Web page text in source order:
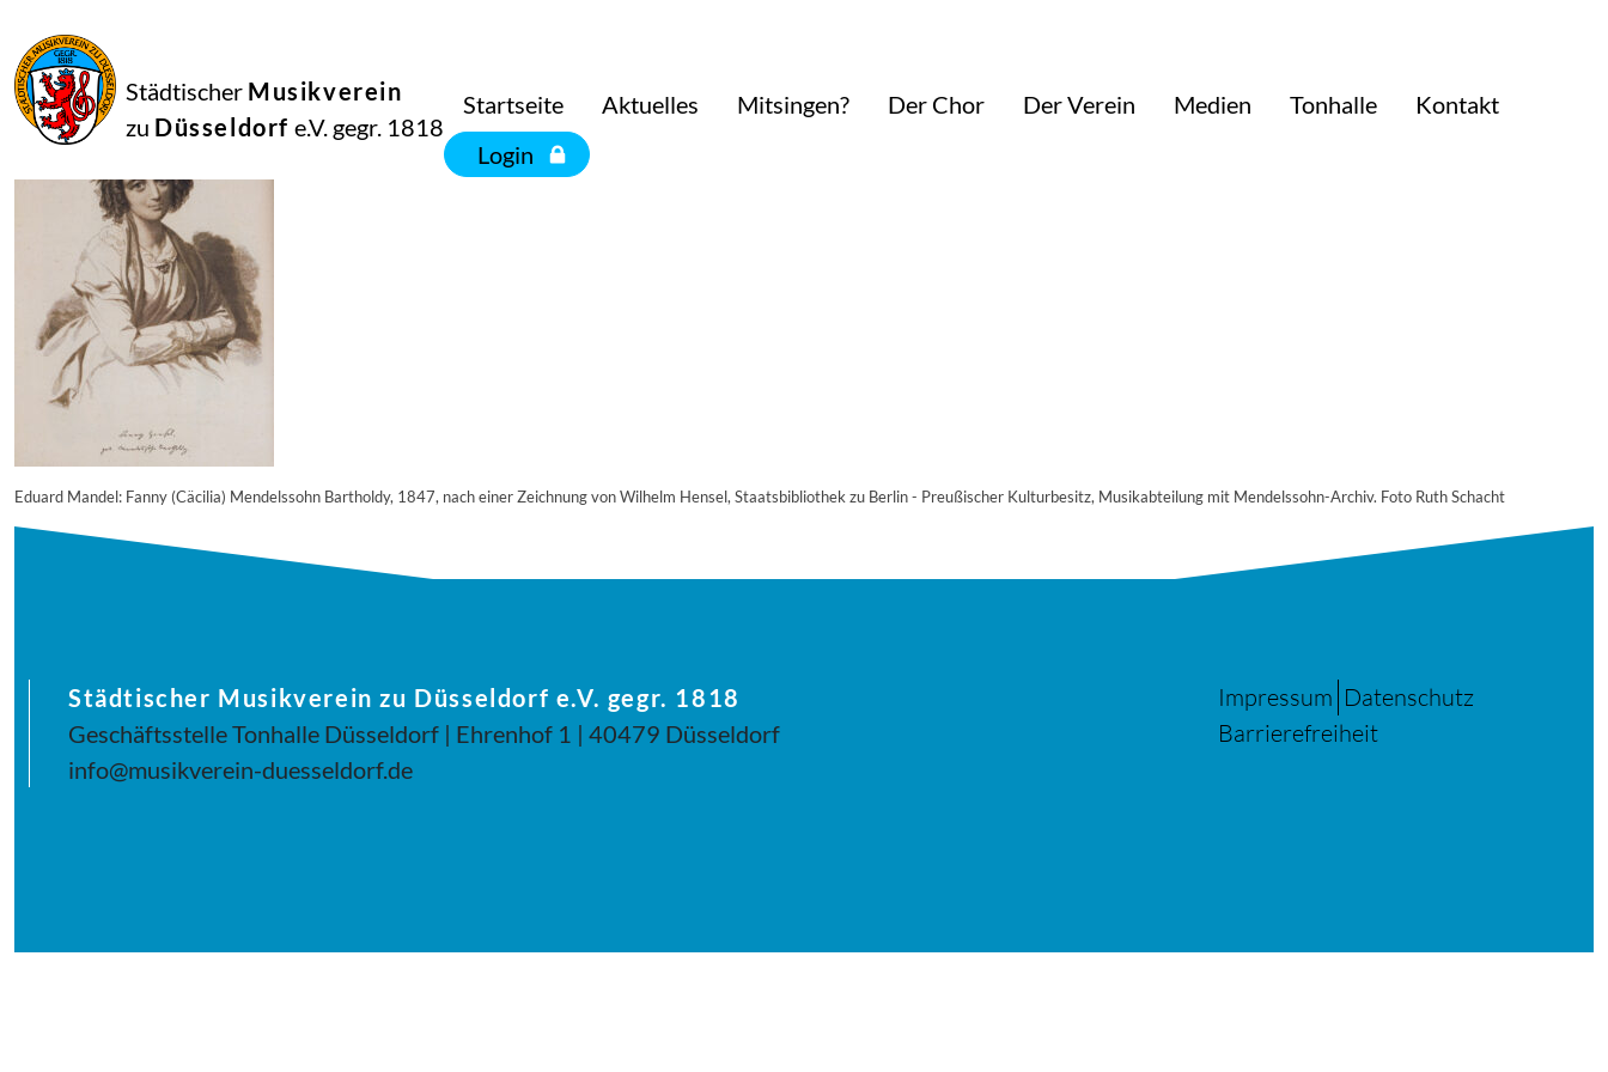
Städtischer Musikverein
zu Düsseldorf e.V. gegr. 1818
Startseite Aktuelles Mitsingen? Der Chor Der Verein Medien Tonhalle
Kontakt
Login
August
2024
Manfred Hill
fanny
Eduard Mandel: Fanny (Cäcilia) Mendelssohn Bartholdy, 1847, nach einer Zeichnung von Wilhelm Hensel, Staatsbibliothek zu Berlin - Preußischer Kulturbesitz, Musikabteilung mit Mendelssohn-Archiv. Foto Ruth Schacht
Städtischer Musikverein zu Düsseldorf e.V. gegr. 1818
Geschäftsstelle Tonhalle Düsseldorf | Ehrenhof 1 | 40479 Düsseldorf
info@musikverein-duesseldorf.de
Impressum Datenschutz
Barrierefreiheit